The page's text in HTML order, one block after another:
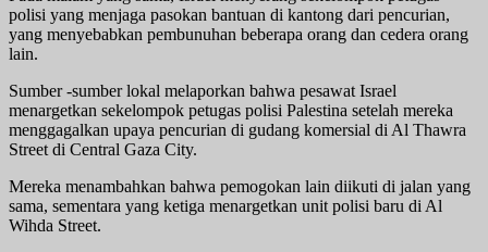
polisi yang menjaga pasokan bantuan di kantong dari pencurian,
yang menyebabkan pembunuhan beberapa orang dan cedera orang
lain.
Sumber -sumber lokal melaporkan bahwa pesawat Israel
menargetkan sekelompok petugas polisi Palestina setelah mereka
menggagalkan upaya pencurian di gudang komersial di Al Thawra
Street di Central Gaza City.
Mereka menambahkan bahwa pemogokan lain diikuti di jalan yang
sama, sementara yang ketiga menargetkan unit polisi baru di Al
Wihda Street.